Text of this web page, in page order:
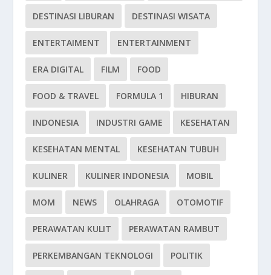
DESTINASI LIBURAN DESTINASI WISATA
ENTERTAIMENT ENTERTAINMENT
ERA DIGITAL FILM FOOD
FOOD & TRAVEL FORMULA 1 HIBURAN
INDONESIA INDUSTRI GAME KESEHATAN
KESEHATAN MENTAL KESEHATAN TUBUH
KULINER KULINER INDONESIA MOBIL
MOM NEWS OLAHRAGA OTOMOTIF
PERAWATAN KULIT PERAWATAN RAMBUT
PERKEMBANGAN TEKNOLOGI POLITIK